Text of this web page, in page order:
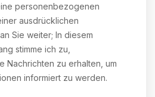
personenbezogenen
ausdrücklichen
Sie weiter; In diesem
stimme ich zu,
Nachrichten zu erhalten, um
informiert zu werden.